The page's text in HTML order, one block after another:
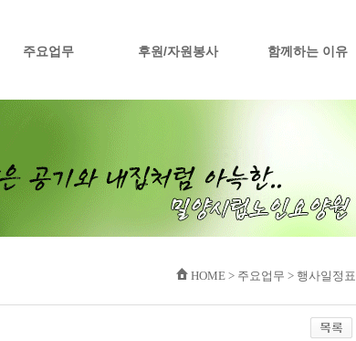
주요업무 후원/자원봉사 함께하는 이유
HOME > 주요업무 > 행사일정표